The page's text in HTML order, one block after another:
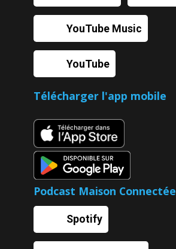
YouTube Music
YouTube
Télécharger l'app mobile
Podcast Maison Connectée
Spotify